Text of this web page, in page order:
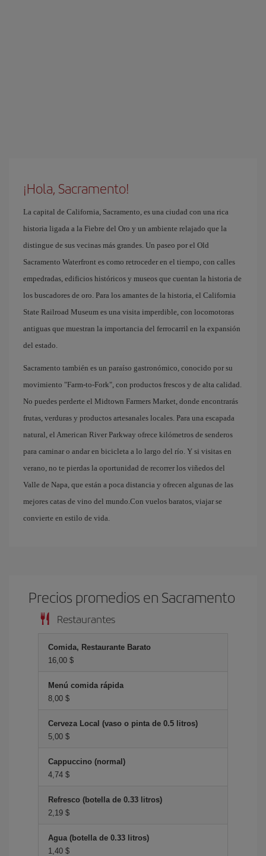
¡Hola, Sacramento!
La capital de California, Sacramento, es una ciudad con una rica
historia ligada a la Fiebre del Oro y un ambiente relajado que la
distingue de sus vecinas más grandes. Un paseo por el Old
Sacramento Waterfront es como retroceder en el tiempo, con calles
empedradas, edificios históricos y museos que cuentan la historia de
los buscadores de oro. Para los amantes de la historia, el California
State Railroad Museum es una visita imperdible, con locomotoras
antiguas que muestran la importancia del ferrocarril en la expansión
del estado.
Sacramento también es un paraíso gastronómico, conocido por su
movimiento "Farm-to-Fork", con productos frescos y de alta calidad.
No puedes perderte el Midtown Farmers Market, donde encontrarás
frutas, verduras y productos artesanales locales. Para una escapada
natural, el American River Parkway ofrece kilómetros de senderos
para caminar o andar en bicicleta a lo largo del río. Y si visitas en
verano, no te pierdas la oportunidad de recorrer los viñedos del
Valle de Napa, que están a poca distancia y ofrecen algunas de las
mejores catas de vino del mundo.Con vuelos baratos, viajar se
convierte en estilo de vida.
Precios promedios en Sacramento
Restaurantes
Comida, Restaurante Barato
16,00 $
Menú comida rápida
8,00 $
Cerveza Local (vaso o pinta de 0.5 litros)
5,00 $
Cappuccino (normal)
4,74 $
Refresco (botella de 0.33 litros)
2,19 $
Agua (botella de 0.33 litros)
1,40 $